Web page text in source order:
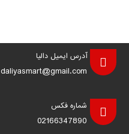
آدرس ایمیل دالیا
daliyasmart@gmail.com
شماره فکس
02166347890